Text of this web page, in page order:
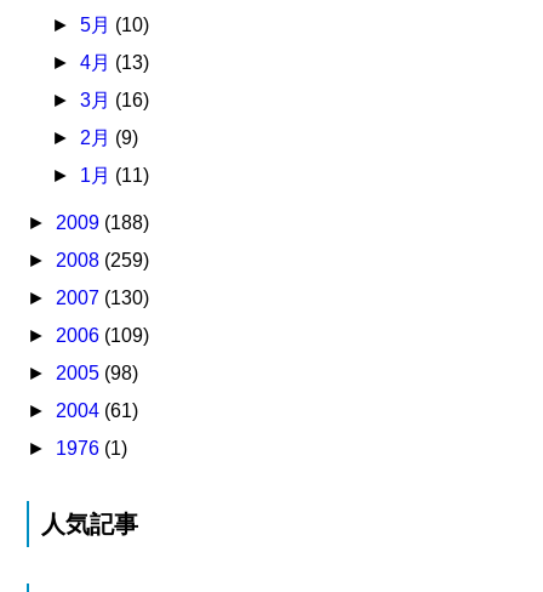
► 5月 (10)
► 4月 (13)
► 3月 (16)
► 2月 (9)
► 1月 (11)
► 2009 (188)
► 2008 (259)
► 2007 (130)
► 2006 (109)
► 2005 (98)
► 2004 (61)
► 1976 (1)
人気記事